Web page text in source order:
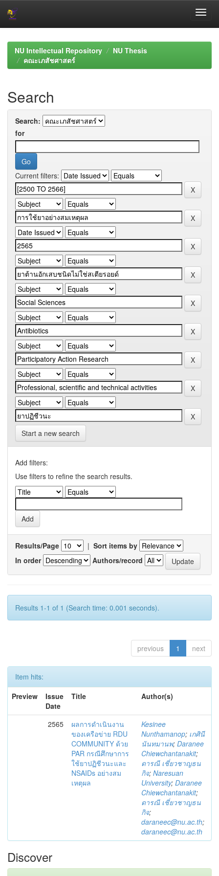
navigationNU Intellectual Repository
NU Thesis
คณะเภสัชศาสตร์
Search
Search:
for
Current filters:
Start a new search
Add filters:
Use filters to refine the search results.
Results/Page | Sort items by
In order
Authors/record
Results 1-1 of 1 (Search time: 0.001 seconds).
previous 1 next
Item hits:
Preview
Issue
Date
Title Author(s)
2565
ผลการดำเนินงาน
ของเครือข่าย RDU
COMMUNITY ด้วย
PAR กรณีศึกษาการ
ใช้ยาปฏิชีวนะและ
NSAIDs อย่างสม
เหตุผล
Kesinee
Nunthamanop; เกศินี
นันทมานพ; Daranee
Chiewchantanakit;
ดารณี เชี่ยวชาญธน
กิจ; Naresuan
University; Daranee
Chiewchantanakit;
ดารณี เชี่ยวชาญธน
กิจ;
daraneec@nu.ac.th;
daraneec@nu.ac.th
Discover